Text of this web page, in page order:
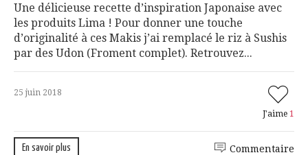
Une délicieuse recette d’inspiration Japonaise avec
les produits Lima ! Pour donner une touche
d’originalité à ces Makis j’ai remplacé le riz à Sushis
par des Udon (Froment complet). Retrouvez...
25 juin 2018
J'aime 1
En savoir plus Commentaire